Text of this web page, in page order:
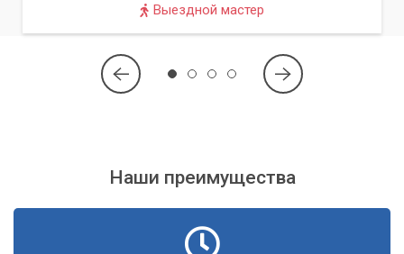
Выездной мастер
Наши преимущества